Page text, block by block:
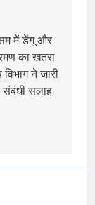
में डेंगू और
का खतरा
विभाग ने जारी
संबंधी सलाह